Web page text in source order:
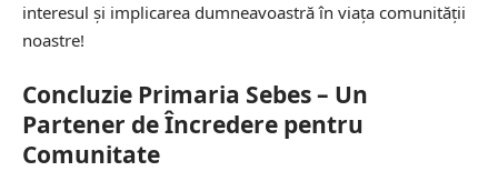
interesul și implicarea dumneavoastră în viața comunității
noastre!
Concluzie Primaria Sebes – Un
Partener de Încredere pentru
Comunitate